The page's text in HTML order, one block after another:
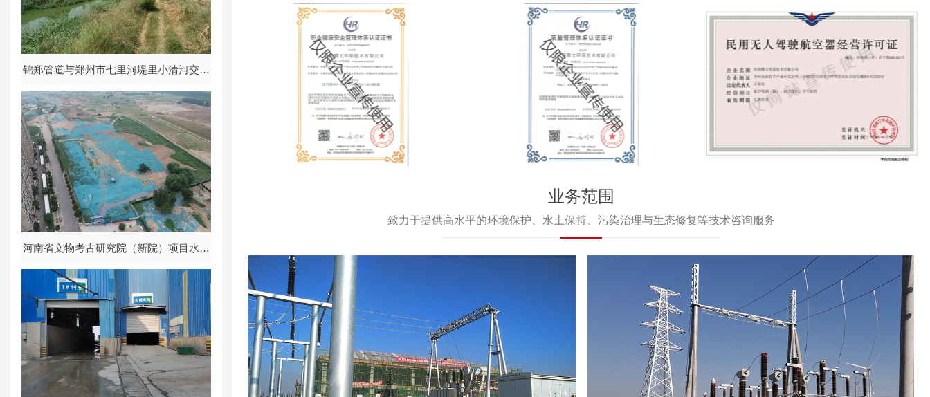
锦郑管道与郑州市七里河堤里小清河交叉
迁改工程水土保持方案报告表
河南省文物考古研究院（新院）项目水土
保持方案报告书
业务范围
致力于提供高水平的环境保护、水土保持、污染治理与生态修复等技术咨询服务